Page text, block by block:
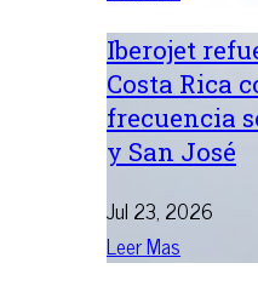
Iberojet
Costa Rica
frecuencia
y San José
Jul 23, 2026
Leer Mas